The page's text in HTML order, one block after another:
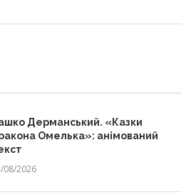
Дерманський. «Казки
Омелька»: анімований
08/2026